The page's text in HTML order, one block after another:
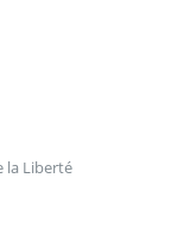
la Liberté